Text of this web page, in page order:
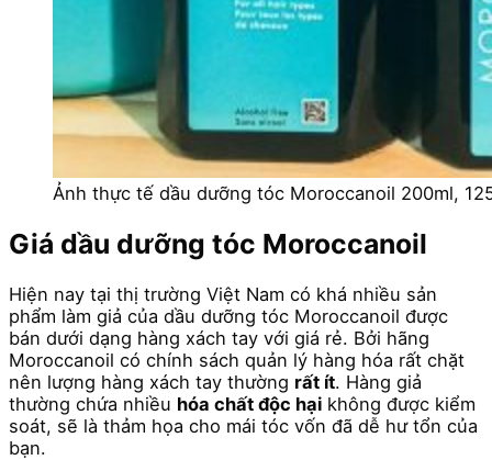
Ảnh thực tế dầu dưỡng tóc Moroccanoil 200ml,
Giá dầu dưỡng tóc Moroccanoil
Hiện nay tại thị trường Việt Nam có khá nhiều sản
phẩm làm giả của dầu dưỡng tóc Moroccanoil được
bán dưới dạng hàng xách tay với giá rẻ. Bởi hãng
Moroccanoil có chính sách quản lý hàng hóa rất chặt
nên lượng hàng xách tay thường rất ít. Hàng giả
thường chứa nhiều hóa chất độc hại không được kiểm
soát, sẽ là thảm họa cho mái tóc vốn đã dễ hư tổn của
bạn.